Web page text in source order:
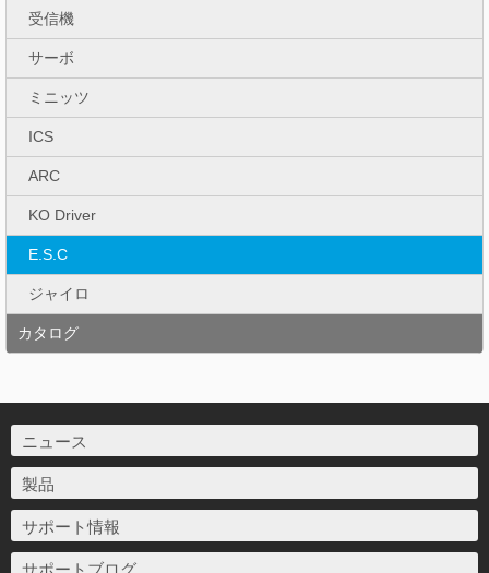
受信機
サーボ
ミニッツ
ICS
ARC
KO Driver
E.S.C
ジャイロ
カタログ
ニュース
製品
サポート情報
サポートブログ